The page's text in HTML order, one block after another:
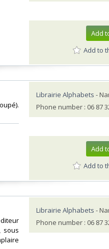
Add
Add to
Librairie Alphabets -
Phone number : 06 87
Add
Add to
sous
Librairie Alphabets -
Phone number : 06 87